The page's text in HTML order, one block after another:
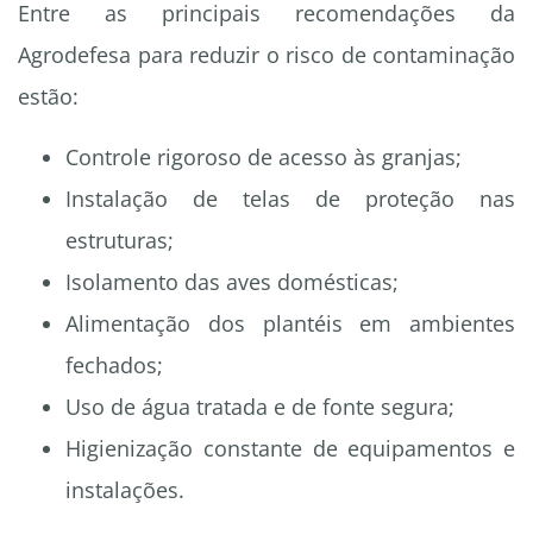
Entre as principais recomendações da
Agrodefesa para reduzir o risco de contaminação
estão:
Controle rigoroso de acesso às granjas;
Instalação de telas de proteção nas
estruturas;
Isolamento das aves domésticas;
Alimentação dos plantéis em ambientes
fechados;
Uso de água tratada e de fonte segura;
Higienização constante de equipamentos e
instalações.